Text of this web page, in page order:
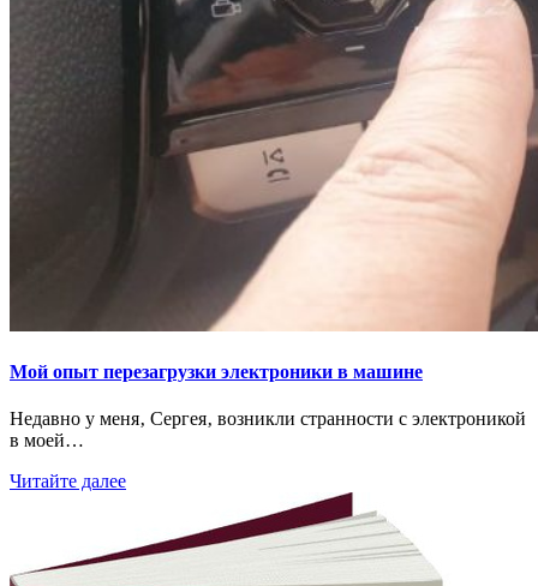
Мой опыт перезагрузки электроники в машине
Недавно у меня‚ Сергея‚ возникли странности с электроникой
в моей…
Читайте далее